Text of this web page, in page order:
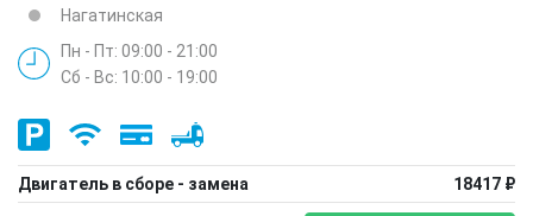
Нагатинская
Пн - Пт: 09:00 - 21:00
Сб - Вс: 10:00 - 19:00
Двигатель в сборе - замена 18417 ₽